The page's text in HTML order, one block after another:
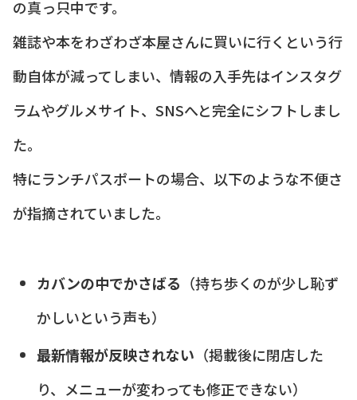
の真っ只中です。
雑誌や本をわざわざ本屋さんに買いに行くという行
動自体が減ってしまい、情報の入手先はインスタグ
ラムやグルメサイト、SNSへと完全にシフトしまし
た。
特にランチパスポートの場合、以下のような不便さ
が指摘されていました。
カバンの中でかさばる （持ち歩くのが少し恥ず
かしいという声も）
最新情報が反映されない （掲載後に閉店した
り、メニューが変わっても修正できない）